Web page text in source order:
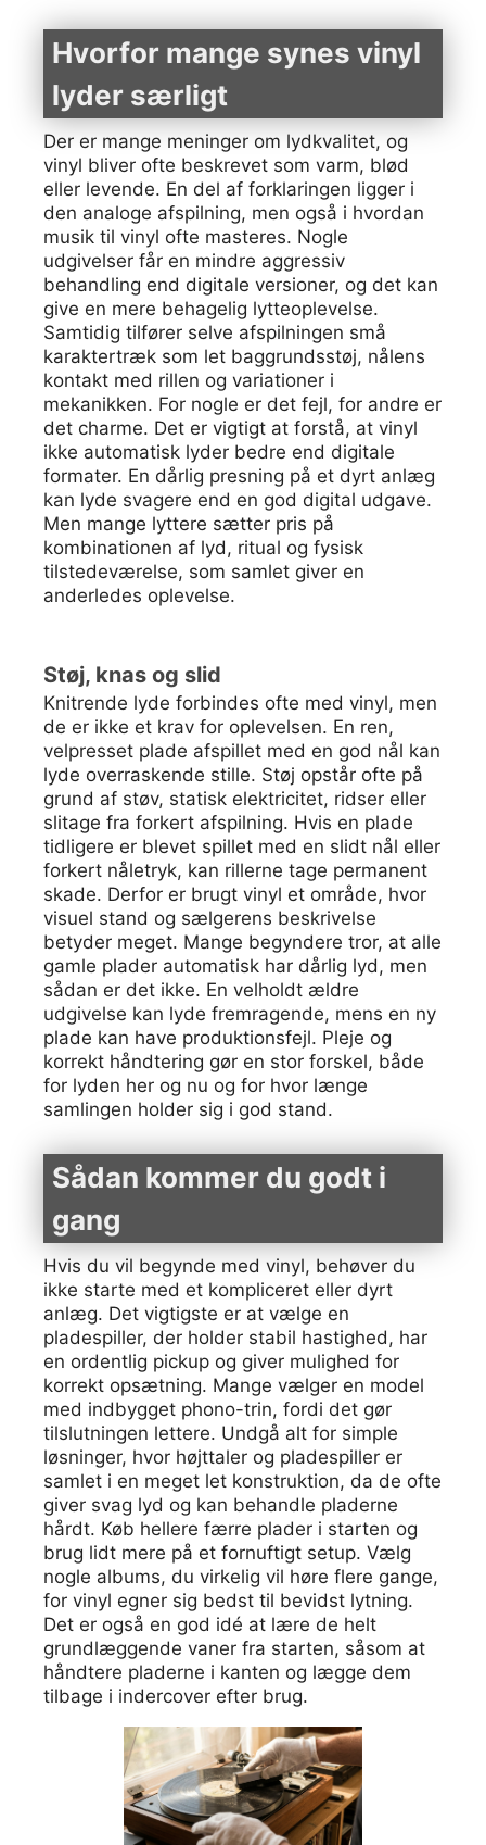
Hvorfor mange synes vinyl
lyder særligt
Der er mange meninger om lydkvalitet, og
vinyl bliver ofte beskrevet som varm, blød
eller levende. En del af forklaringen ligger i
den analoge afspilning, men også i hvordan
musik til vinyl ofte masteres. Nogle
udgivelser får en mindre aggressiv
behandling end digitale versioner, og det kan
give en mere behagelig lytteoplevelse.
Samtidig tilfører selve afspilningen små
karaktertræk som let baggrundsstøj, nålens
kontakt med rillen og variationer i
mekanikken. For nogle er det fejl, for andre er
det charme. Det er vigtigt at forstå, at vinyl
ikke automatisk lyder bedre end digitale
formater. En dårlig presning på et dyrt anlæg
kan lyde svagere end en god digital udgave.
Men mange lyttere sætter pris på
kombinationen af lyd, ritual og fysisk
tilstedeværelse, som samlet giver en
anderledes oplevelse.
Støj, knas og slid
Knitrende lyde forbindes ofte med vinyl, men
de er ikke et krav for oplevelsen. En ren,
velpresset plade afspillet med en god nål kan
lyde overraskende stille. Støj opstår ofte på
grund af støv, statisk elektricitet, ridser eller
slitage fra forkert afspilning. Hvis en plade
tidligere er blevet spillet med en slidt nål eller
forkert nåletryk, kan rillerne tage permanent
skade. Derfor er brugt vinyl et område, hvor
visuel stand og sælgerens beskrivelse
betyder meget. Mange begyndere tror, at alle
gamle plader automatisk har dårlig lyd, men
sådan er det ikke. En velholdt ældre
udgivelse kan lyde fremragende, mens en ny
plade kan have produktionsfejl. Pleje og
korrekt håndtering gør en stor forskel, både
for lyden her og nu og for hvor længe
samlingen holder sig i god stand.
Sådan kommer du godt i
gang
Hvis du vil begynde med vinyl, behøver du
ikke starte med et kompliceret eller dyrt
anlæg. Det vigtigste er at vælge en
pladespiller, der holder stabil hastighed, har
en ordentlig pickup og giver mulighed for
korrekt opsætning. Mange vælger en model
med indbygget phono-trin, fordi det gør
tilslutningen lettere. Undgå alt for simple
løsninger, hvor højttaler og pladespiller er
samlet i en meget let konstruktion, da de ofte
giver svag lyd og kan behandle pladerne
hårdt. Køb hellere færre plader i starten og
brug lidt mere på et fornuftigt setup. Vælg
nogle albums, du virkelig vil høre flere gange,
for vinyl egner sig bedst til bevidst lytning.
Det er også en god idé at lære de helt
grundlæggende vaner fra starten, såsom at
håndtere pladerne i kanten og lægge dem
tilbage i indercover efter brug.